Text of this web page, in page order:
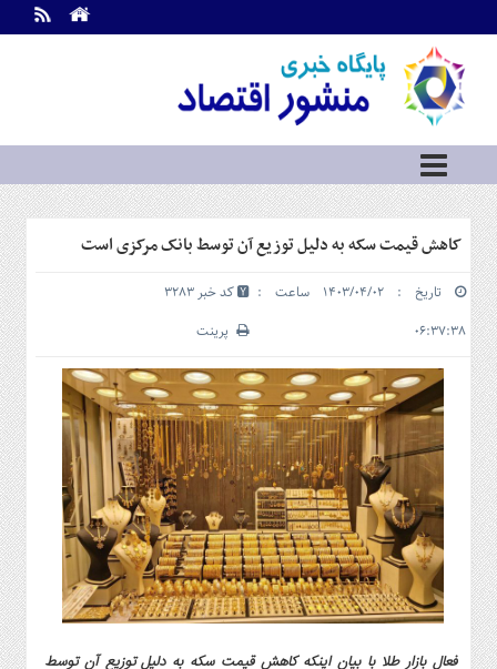
اطلاعات
تماس
ما
درباره
ما
سرویس
ها
بازار
سرمایه
و
بورس
مسکن
و
شهری
گاز
و
پتروشیمی
صنعت
و
خودرو
کاهش قیمت سکه به دلیل توزیع آن توسط بانک مرکزی است
تاریخ : ۱۴۰۳/۰۴/۰۲ ساعت :
۰۶:۳۷:۳۸
کد خبر 3283
پرینت
فعال بازار طلا با بیان اینکه کاهش قیمت سکه به دلیل توزیع آن توسط